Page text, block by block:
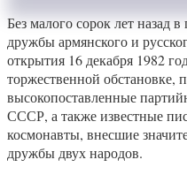
Без малого сорок лет назад
дружбы армянского и
открытия 16 декабря 1982
торжественной обстановке,
высокопоставленные
СССР, а также известные
космонавты, внесшие
дружбы двух народов.